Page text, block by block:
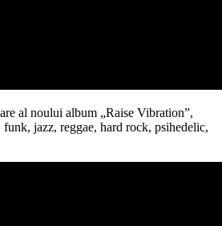
al noului album „Raise Vibration”,
jazz, reggae, hard rock, psihedelic,